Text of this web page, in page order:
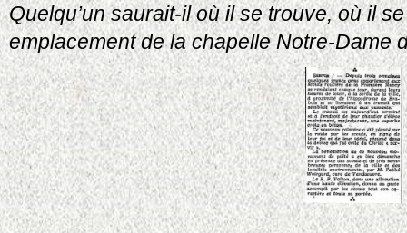
Quelqu’un saurait-il où il se trouve, où il
emplacement de la chapelle Notre-Dame